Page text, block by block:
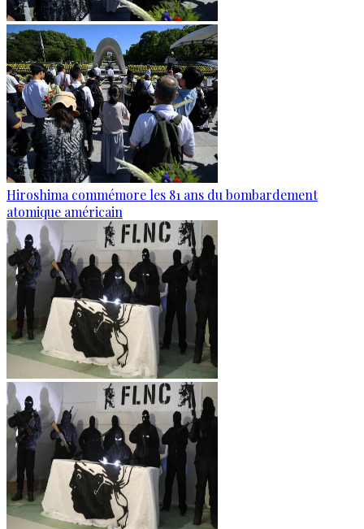
Hiroshima commémore les 81 ans du bombardement
atomique américain